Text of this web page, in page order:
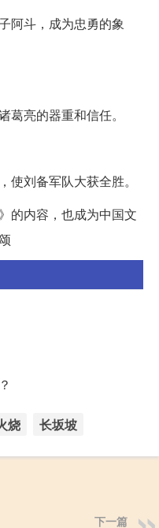
阿斗，成为忠勇的象
葛亮的器重和信任。
刘备军队大获全胜。
的内容，也成为中国文
烧 长坂坡
下一篇